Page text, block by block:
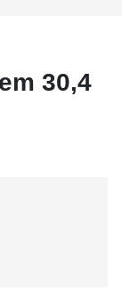
30,4